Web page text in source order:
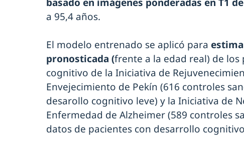
a 95,4 años.
El modelo entrenado se aplicó para
pronosticada (frente a la edad real) de los
cognitivo de la Iniciativa de
Envejecimiento de Pekín (616 controles
desarollo cognitivo leve) y la Iniciativa de
Enfermedad de Alzheimer (589 controles
datos de pacientes con desarrollo